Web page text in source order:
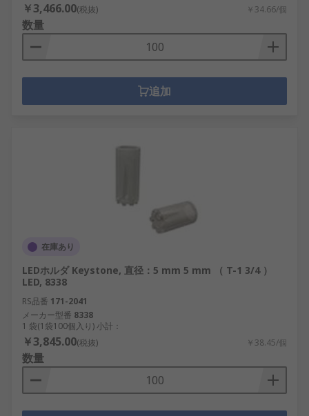
￥3,466.00(税抜) ￥34.66/個
数量
追加
在庫あり
LEDホルダ Keystone, 直径：5 mm 5 mm （ T-1 3/4 ）
LED, 8338
RS品番 171-2041
メーカー型番 8338
1 袋(1袋100個入り) 小計：
￥3,845.00(税抜) ￥38.45/個
数量